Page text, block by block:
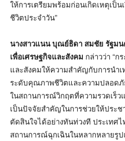
ให้การเตรียมพร้อมก่อนเกิดเหตุเป็น
ชีวิตประจำวัน”
นางสาวแนน บุณย์ธิดา สมชัย รัฐมน
เพื่อเศรษฐกิจและสังคม กล่าวว่า “ก
และสังคมให้ความสำคัญกับการนำ
ระดับคุณภาพชีวิตและความปลอดภั
ในสถานการณ์วิกฤตที่ความรวดเร็
เป็นปัจจัยสำคัญในการช่วยให้ประ
ตัดสินใจได้อย่างทันท่วงที ประเทศ
สถานการณ์ฉุกเฉินในหลากหลายรู